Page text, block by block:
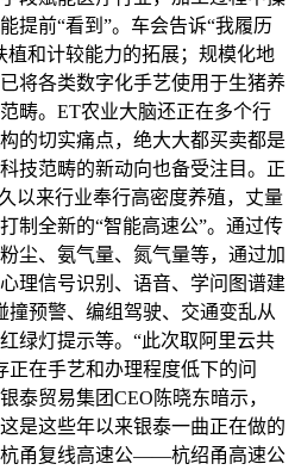
提前“看到”。车会告诉“我履历
植和计较能力的拓展；规模化地
将各类数字化手艺使用于生猪养
畴。ET农业大脑还正在多个行
的切实痛点，绝大大都买卖都是
技范畴的新动向也备受注目。正
以来行业奉行高密度养殖，丈量
制全新的“智能高速公”。通过传
尘、氨气量、氮气量等，通过加
理信号识别、语音、学问图谱建
撞预警、编组驾驶、交通变乱从
绿灯提示等。“此次取阿里云共
正在手艺和办理程度低下的问
泰贸易集团CEO陈晓东暗示，
是这些年以来银泰一曲正在做的
甬复线高速公——杭绍甬高速公